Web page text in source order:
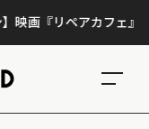
『リペアカフェ』、上